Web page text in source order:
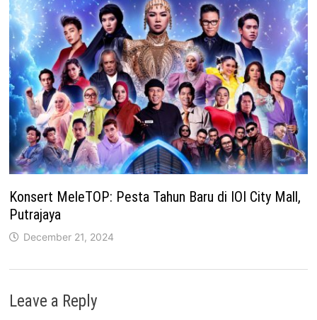
Konsert MeleTOP: Pesta Tahun Baru di IOI City Mall,
Putrajaya
December 21, 2024
Leave a Reply